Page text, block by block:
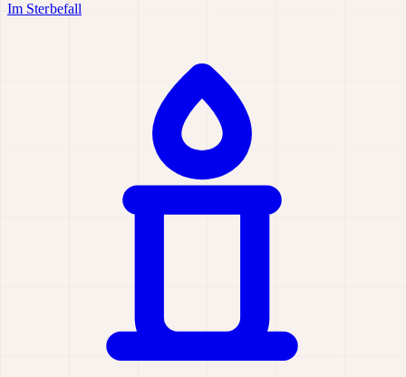
Im Sterbefall